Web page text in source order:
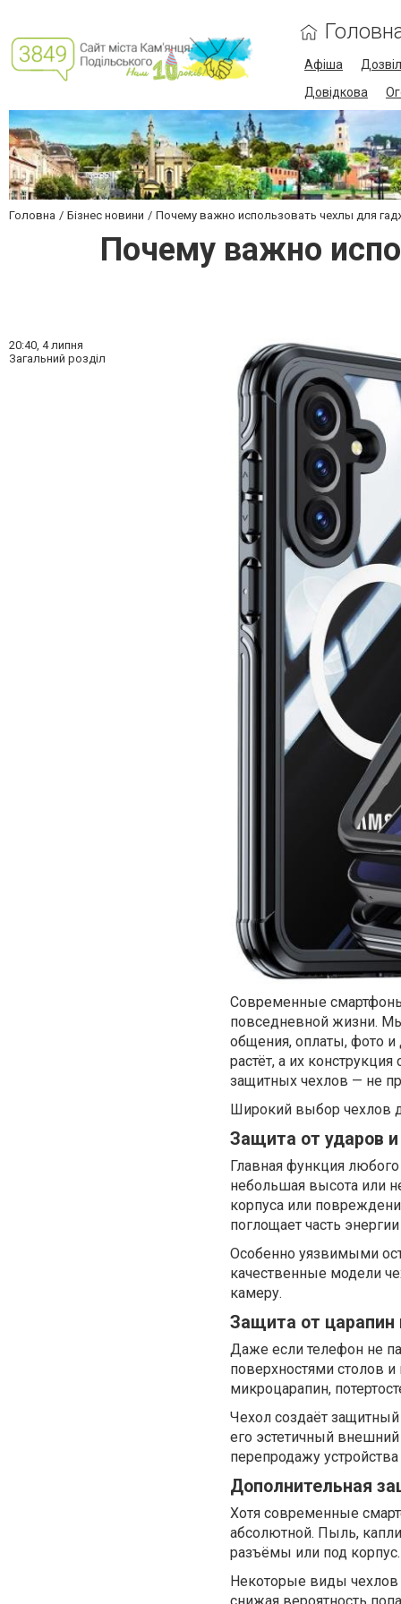
Афіша
Довідкова
Головна Бізнес новини Почему важно использовать чехлы для
Почему важно
20:40, 4 липня
Загальний розділ
Современные
повседневной жизни.
общения, оплаты, фото
растёт, а их
защитных чехлов — не
Широкий выбор чехлов
Защита от ударов
Главная функция
небольшая высота или
корпуса или
поглощает часть
Особенно уязвимыми
качественные модели
камеру.
Защита от царапин
Даже если телефон не
поверхностями столов
микроцарапин,
Чехол создаёт
его эстетичный
перепродажу
Дополнительная
Хотя современные
абсолютной. Пыль,
разъёмы или под корпус.
Некоторые виды чехлов